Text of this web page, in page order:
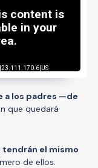
a los padres —de
que quedará
tendrán el mismo
de ellos.